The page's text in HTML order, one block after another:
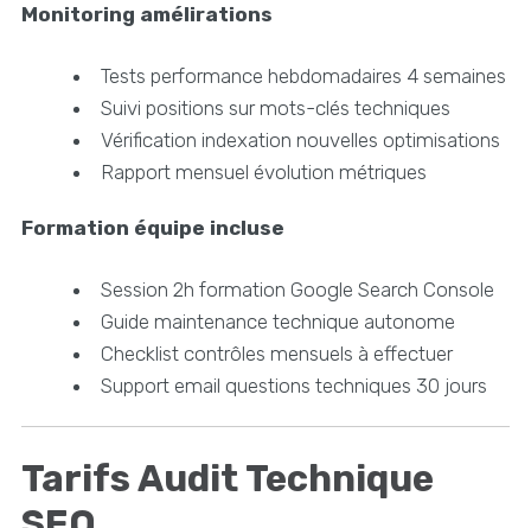
Monitoring amélirations
Tests performance hebdomadaires 4 semaines
Suivi positions sur mots-clés techniques
Vérification indexation nouvelles optimisations
Rapport mensuel évolution métriques
Formation équipe incluse
Session 2h formation Google Search Console
Guide maintenance technique autonome
Checklist contrôles mensuels à effectuer
Support email questions techniques 30 jours
Tarifs Audit Technique